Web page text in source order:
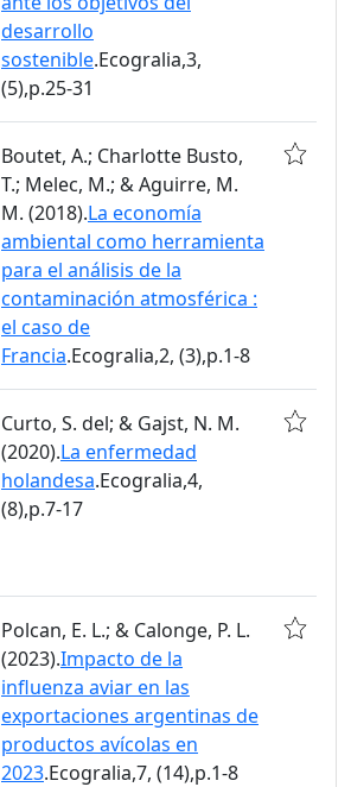
desarrollo
sostenible.Ecogralia,3,
(5),p.25-31
Boutet, A.; Charlotte Busto,
T.; Melec, M.; & Aguirre, M.
M. (2018).La economía
ambiental como herramienta
para el análisis de la
contaminación atmosférica :
el caso de
Francia.Ecogralia,2, (3),p.1-8
Curto, S. del; & Gajst, N. M.
(2020).La enfermedad
holandesa.Ecogralia,4,
(8),p.7-17
Polcan, E. L.; & Calonge, P. L.
(2023).Impacto de la
influenza aviar en las
exportaciones argentinas de
productos avícolas en
2023.Ecogralia,7, (14),p.1-8